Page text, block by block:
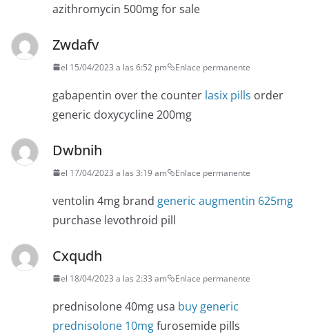
azithromycin 500mg for sale
Zwdafv
el 15/04/2023 a las 6:52 pm Enlace permanente
gabapentin over the counter lasix pills order
generic doxycycline 200mg
Dwbnih
el 17/04/2023 a las 3:19 am Enlace permanente
ventolin 4mg brand generic augmentin 625mg
purchase levothroid pill
Cxqudh
el 18/04/2023 a las 2:33 am Enlace permanente
prednisolone 40mg usa buy generic
prednisolone 10mgfurosemide pills